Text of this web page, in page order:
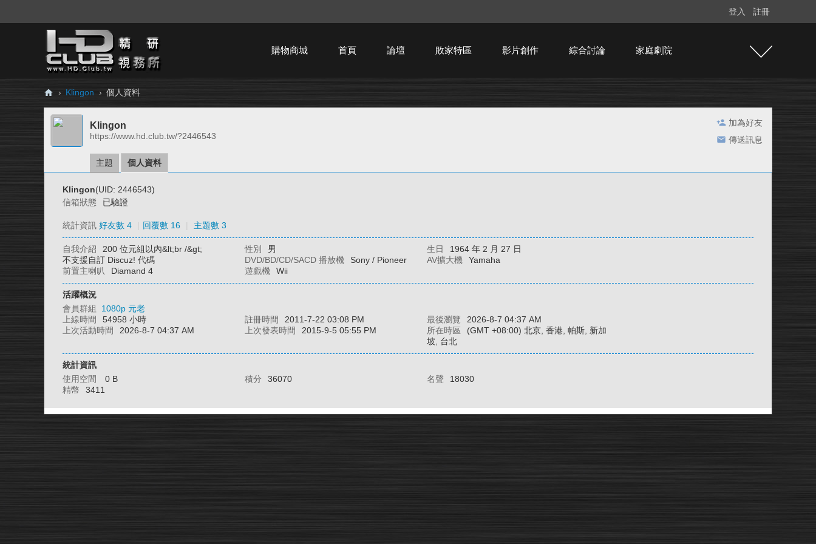
登入 註冊
購物商城 首頁 論壇 敗家特區 影片創作 綜合討論 家庭劇院
H
Cl
› Klingon › 個人資料
加為好友
傳送訊息
Klingon
https://www.hd.club.tw/?2446543
主題 個人資料
Klingon(UID: 2446543)
信箱狀態
已驗證
統計資訊 好友數 4 回覆數 16 主題數 3
自我介紹
200 位元組以內&lt;br /&gt;
不支援自訂 Discuz! 代碼
性別 男 生日
1964 年 2 月 27 日
DVD/BD/CD/SACD 播放機
Sony / Pioneer AV擴大機
Yamaha
前置主喇叭
Diamand 4 遊戲機 Wii
活躍概況
會員群組 1080p 元老
上線時間
54958 小時 註冊時間 2011-7-22 03:08 PM 最後瀏覽
2026-8-7 04:37 AM
上次活動時間
2026-8-7 04:37 AM 上次發表時間 2015-9-5 05:55 PM 所在時區
(GMT +08:00) 北京, 香港, 帕斯, 新加
坡, 台北
統計資訊
使用空間
0 B 積分 36070 名聲
18030
精幣
3411